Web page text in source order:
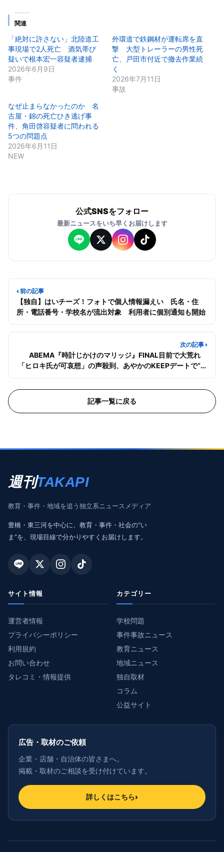
関連
「絶対に許さない」北陸道工
事現場で2人死亡 酒気帯び
疑いで根本宏一容疑者逮捕
2026年6月9日
事件
外環道で鉄鋼材が運転席を直
撃 大型トレーラーの男性死
亡、戸田市付近で撤去作業続
く
2026年7月11日
事故
なぜ止まらなかったのか 名
古屋・錦の死亡ひき逃げ事
件、角田啓容疑者に問われる
5つの問題点
2026年6月11日
NEW
公式SNSをフォロー
最新ニュースをいち早くお届けします
‹ 前の記事
【独自】はいチーズ！フォトで個人情報漏えい 氏名・住
所・電話番号・学校名が流出対象 利用者に個別通知も開始
次の記事 ›
ABEMA『時計じかけのマリッジ』FINAL目前で大荒れ
「ヒロキ氏が可哀想」の声殺到、あやかのKEEPデートで“中
野綾香劇場”化
記事一覧に戻る
週刊TAKAPI
教育・事件・地域を追う独立系ニュースメディア
豊橋・東三河を中心に、教育・事件・社会の“い
ま”を、現場目線で分かりやすくお届けします。
サイト情報
運営者情報
プライバシーポリシー
利用規約
お問い合わせ
タレコミ・情報提供
カテゴリー
学校問題
事件事故ニュース
教育ニュース
地域ニュース
独自取材
コラム
公益サイト
広告・取材のご依頼
企業・店舗・自治体の皆さまへ。
掲載・取材のご相談を受け付けています。
詳しくはこちら›